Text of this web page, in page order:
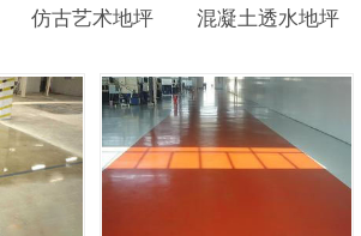
仿古艺术地坪 混凝土透水地坪